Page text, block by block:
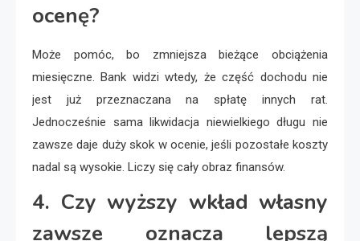
ocenę?
Może pomóc, bo zmniejsza bieżące obciążenia
miesięczne. Bank widzi wtedy, że część dochodu nie
jest już przeznaczana na spłatę innych rat.
Jednocześnie sama likwidacja niewielkiego długu nie
zawsze daje duży skok w ocenie, jeśli pozostałe koszty
nadal są wysokie. Liczy się cały obraz finansów.
4. Czy wyższy wkład własny
zawsze oznacza lepszą